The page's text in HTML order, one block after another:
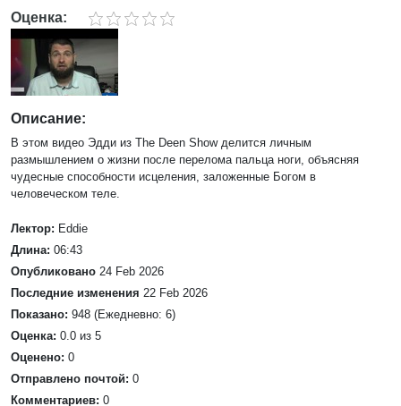
Оценка:
Описание:
В этом видео Эдди из The Deen Show делится личным
размышлением о жизни после перелома пальца ноги, объясняя
чудесные способности исцеления, заложенные Богом в
человеческом теле.
Лектор: Eddie
Длина: 06:43
Опубликовано 24 Feb 2026
Последние изменения 22 Feb 2026
Показано: 948 (Ежедневно: 6)
Оценка: 0.0 из 5
Оценено: 0
Отправлено почтой: 0
Комментариев: 0